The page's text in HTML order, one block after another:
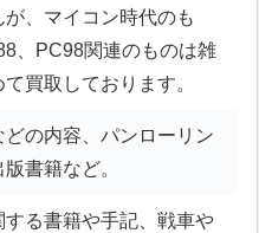
が、マイコン時代のも
、PC98関連のものは雑
買取しております。
どの内容、パンローリン
書籍など。
する書籍や手記、戦車や